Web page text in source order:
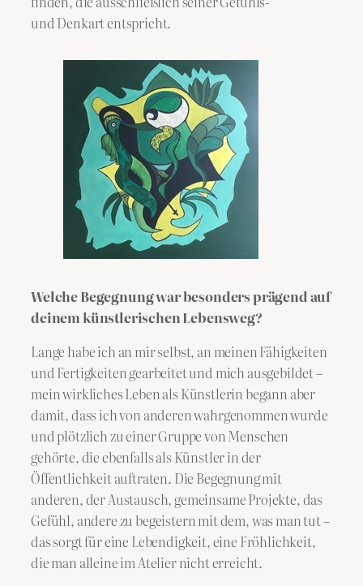
und Denkart entspricht.
Welche Begegnung war besonders prägend auf
deinem künstlerischen Lebensweg?
Lange habe ich an mir selbst, an meinen Fähigkeiten
und Fertigkeiten gearbeitet und mich ausgebildet –
mein wirkliches Leben als Künstlerin begann aber
damit, dass ich von anderen wahrgenommen wurde
und plötzlich zu einer Gruppe von Menschen
gehörte, die ebenfalls als Künstler in der
Öffentlichkeit auftraten. Die Begegnung mit
anderen, der Austausch, gemeinsame Projekte, das
Gefühl, andere zu begeistern mit dem, was man tut –
das sorgt für eine Lebendigkeit, eine Fröhlichkeit,
die man alleine im Atelier nicht erreicht.